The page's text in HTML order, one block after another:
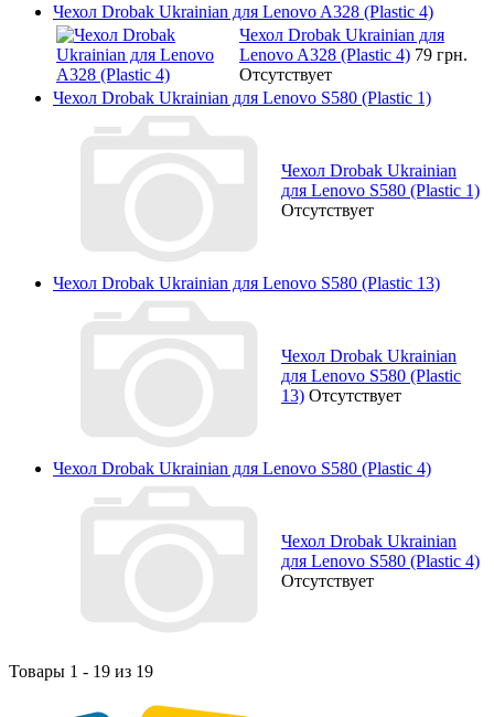
Чехол Drobak Ukrainian для Lenovo A328 (Plastic 4)
Чехол Drobak Ukrainian для
Lenovo A328 (Plastic 4) 79 грн.
Отсутствует
Чехол Drobak Ukrainian для Lenovo S580 (Plastic 1)
Чехол Drobak Ukrainian
для Lenovo S580 (Plastic 1)
Отсутствует
Чехол Drobak Ukrainian для Lenovo S580 (Plastic 13)
Чехол Drobak Ukrainian
для Lenovo S580 (Plastic
13) Отсутствует
Чехол Drobak Ukrainian для Lenovo S580 (Plastic 4)
Чехол Drobak Ukrainian
для Lenovo S580 (Plastic 4)
Отсутствует
Товары 1 - 19 из 19